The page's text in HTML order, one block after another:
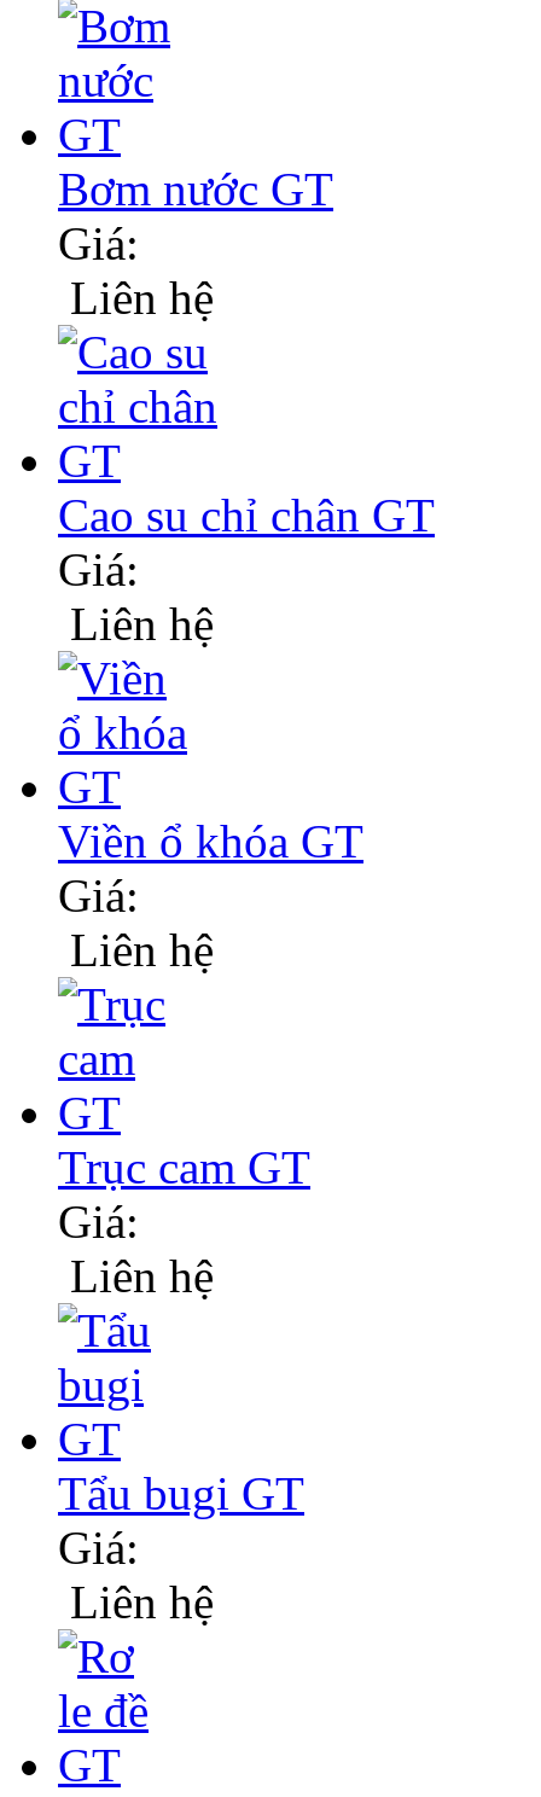
Bơm nước GT
Giá:
Liên hệ
Cao su chỉ chân GT
Giá:
Liên hệ
Viền ổ khóa GT
Giá:
Liên hệ
Trục cam GT
Giá:
Liên hệ
Tẩu bugi GT
Giá:
Liên hệ